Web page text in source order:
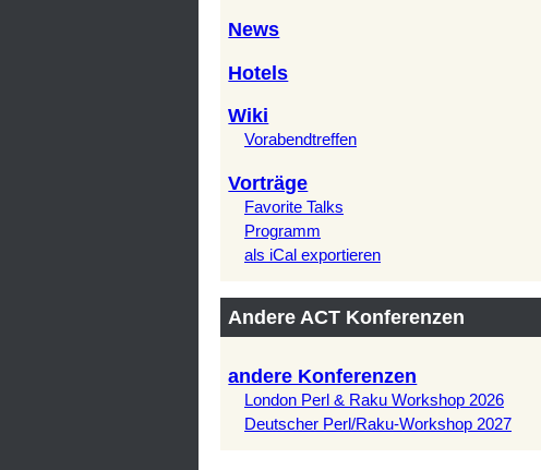
News
Hotels
Wiki
Vorabendtreffen
Vorträge
Favorite Talks
Programm
als iCal exportieren
Andere ACT Konferenzen
andere Konferenzen
London Perl & Raku Workshop 2026
Deutscher Perl/Raku-Workshop 2027